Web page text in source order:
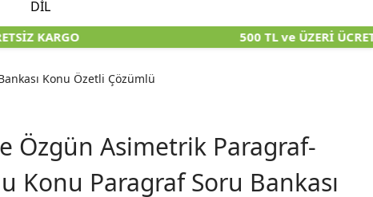
KİTAPLARI
AYT
KİTAPLARI
ÖABT
5. SINIF (İOKBS)
KARA KUTU KİTAPLARI
DİL
KARGO 500 TL ve ÜZERİ
Konu Özetli Çözümlü
Özgün Asimetrik Paragraf-
Konu Paragraf Soru Bankası